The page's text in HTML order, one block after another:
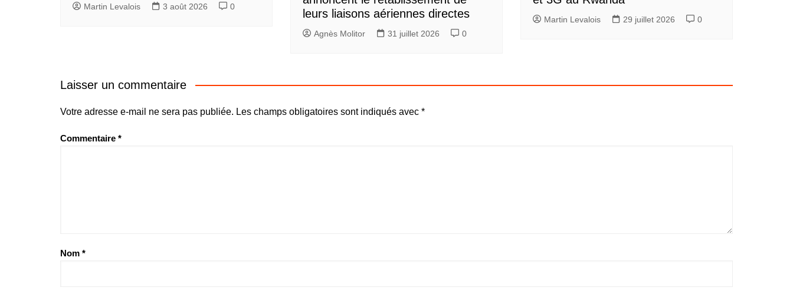
Martin Levalois 3 août 2026 0
leurs liaisons aériennes directes
Agnès Molitor 31 juillet 2026 0
Martin Levalois 29 juillet 2026 0
Laisser un commentaire
Votre adresse e-mail ne sera pas publiée. Les champs obligatoires sont indiqués avec *
Commentaire *
Nom *